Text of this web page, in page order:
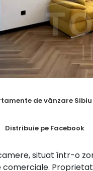
de vânzare Sibiu
Distribuie pe Facebook
situat într-o
comerciale.